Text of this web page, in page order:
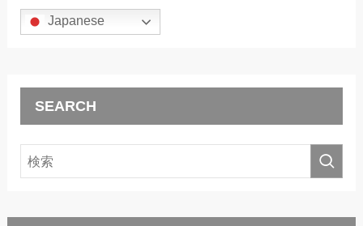
Japanese
SEARCH